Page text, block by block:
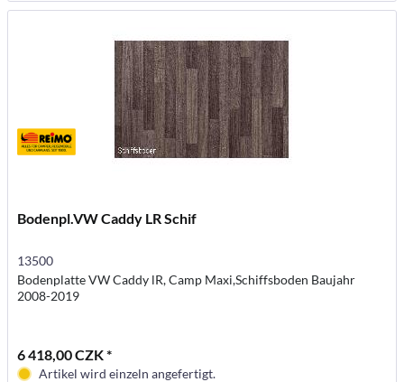
Bodenpl.VW Caddy LR Schif
13500
Bodenplatte VW Caddy lR, Camp Maxi,Schiffsboden Baujahr
2008-2019
6 418,00 CZK *
Artikel wird einzeln angefertigt.